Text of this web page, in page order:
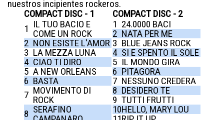
nuestros incipientes rockeros.
COMPACT DISC - 1
COMPACT DISC - 2
1 IL TUO BACIO E
COME UN ROCK
2 NON ESISTE L'AMOR
3 LA MEZZA LUNA
4 CIAO TI DIRO
5 A NEW ORLEANS
6 BASTA
7 MOVIMENTO DI
ROCK
8 SERAFINO
1 24.0000 BACI
2 NATA PER ME
3 BLUE JEANS ROCK
4 SI E SPENTO IL SOLE
5 IL MONDO GIRA
6 PITAGORA
7 NESSUNO CREDERA
8 DESIDERO TE
9 TUTTI FRUTTI
10HELLO, MARY LOU